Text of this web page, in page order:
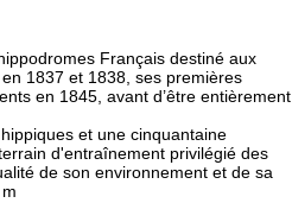
Français destiné aux
1837 et 1838, ses premières
en 1845, avant d’être entièrement
et une cinquantaine
d'entraînement privilégié des
de son environnement et de sa